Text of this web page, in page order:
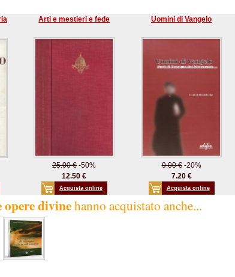
Arti e mestieri e fede
25.00 €-50%
12.50 €
Acquista online
Uomini di Vangelo
9.00 €-20%
7.20 €
Acquista online
divinehanno acquistato anche...